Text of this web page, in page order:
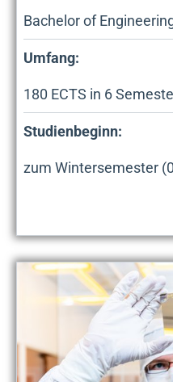
Bachelor of
Umfang:
180 ECTS in 6
Studienbeginn:
zum Wintersemester